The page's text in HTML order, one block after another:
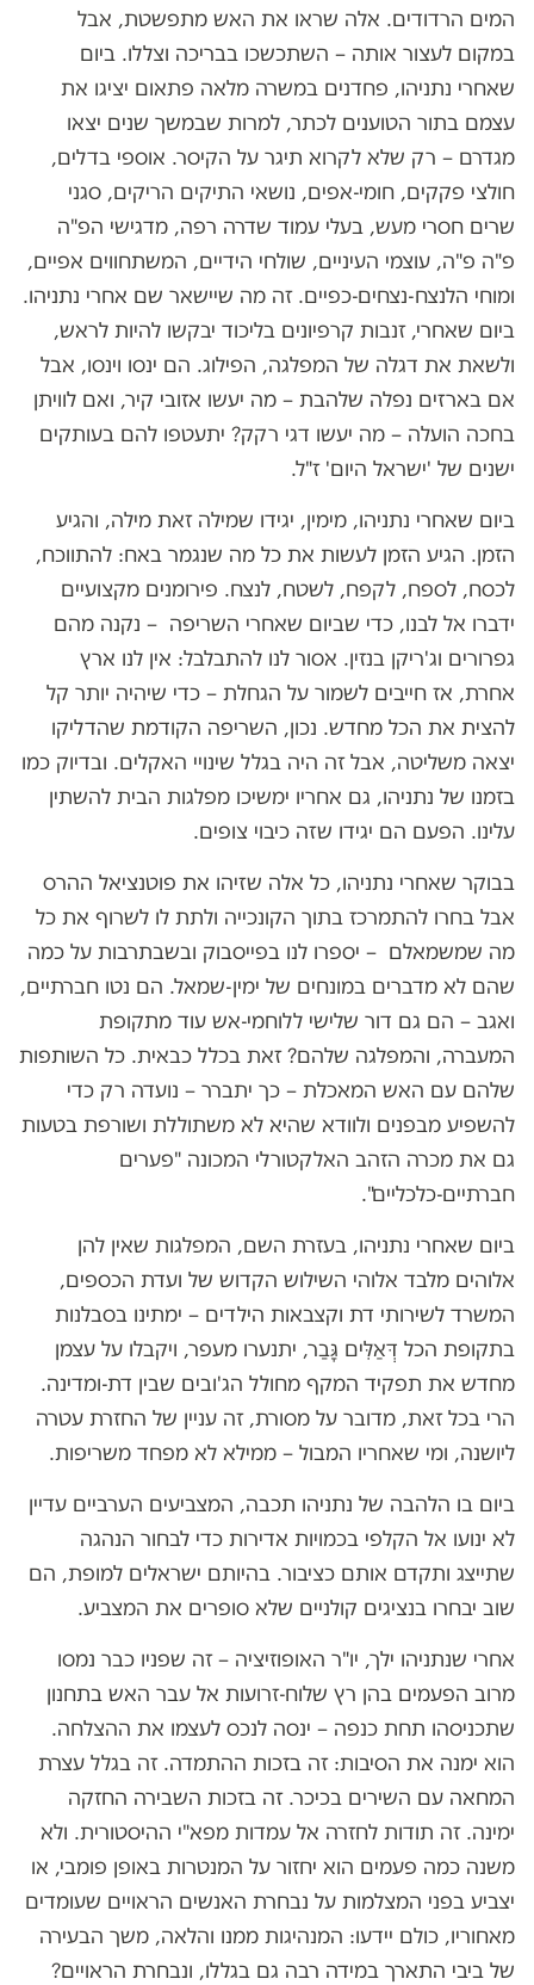
המים הרדודים. אלה שראו את האש מתפשטת, אבל
במקום לעצור אותה – השתכשכו בבריכה וצללו. ביום
שאחרי נתניהו, פחדנים במשרה מלאה פתאום יציגו את
עצמם בתור הטוענים לכתר, למרות שבמשך שנים יצאו
מגדרם – רק שלא לקרוא תיגר על הקיסר. אוספי בדלים,
חולצי פקקים, חומי-אפים, נושאי התיקים הריקים, סגני
שרים חסרי מעש, בעלי עמוד שדרה רפה, מדגישי הפ"ה
פ"ה פ"ה, עוצמי העיניים, שולחי הידיים, המשתחווים אפיים,
ומוחי הלנצח-נצחים-כפיים. זה מה שיישאר שם אחרי נתניהו.
ביום שאחרי, זנבות קרפיונים בליכוד יבקשו להיות לראש,
ולשאת את דגלה של המפלגה, הפילוג. הם ינסו וינסו, אבל
אם בארזים נפלה שלהבת – מה יעשו אזובי קיר, ואם לוויתן
בחכה הועלה – מה יעשו דגי רקק? יתעטפו להם בעותקים
ישנים של 'ישראל היום' ז"ל.
ביום שאחרי נתניהו, מימין, יגידו שמילה זאת מילה, והגיע
הזמן. הגיע הזמן לעשות את כל מה שנגמר באח: להתווכח,
לכסח, לספח, לקפח, לשטח, לנצח. פירומנים מקצועיים
ידברו אל לבנו, כדי שביום שאחרי השריפה – נקנה מהם
גפרורים וג'ריקן בנזין. אסור לנו להתבלבל: אין לנו ארץ
אחרת, אז חייבים לשמור על הגחלת – כדי שיהיה יותר קל
להצית את הכל מחדש. נכון, השריפה הקודמת שהדליקו
יצאה משליטה, אבל זה היה בגלל שינויי האקלים. ובדיוק כמו
בזמנו של נתניהו, גם אחריו ימשיכו מפלגות הבית להשתין
עלינו. הפעם הם יגידו שזה כיבוי צופים.
בבוקר שאחרי נתניהו, כל אלה שזיהו את פוטנציאל ההרס
אבל בחרו להתמרכז בתוך הקונכייה ולתת לו לשרוף את כל
מה שמשמאלם – יספרו לנו בפייסבוק ובשבתרבות על כמה
שהם לא מדברים במונחים של ימין-שמאל. הם נטו חברתיים,
ואגב – הם גם דור שלישי ללוחמי-אש עוד מתקופת
המעברה, והמפלגה שלהם? זאת בכלל כבאית. כל השותפות
שלהם עם האש המאכלת – כך יתברר – נועדה רק כדי
להשפיע מבפנים ולוודא שהיא לא משתוללת ושורפת בטעות
גם את מכרה הזהב האלקטורלי המכונה "פערים
חברתיים-כלכליים".
ביום שאחרי נתניהו, בעזרת השם, המפלגות שאין להן
אלוהים מלבד אלוהי השילוש הקדוש של ועדת הכספים,
המשרד לשירותי דת וקצבאות הילדים – ימתינו בסבלנות
בתקופת הכל דְּאַלִּים גָּבַר, יתנערו מעפר, ויקבלו על עצמן
מחדש את תפקיד המקף מחולל הג'ובים שבין דת-ומדינה.
הרי בכל זאת, מדובר על מסורת, זה עניין של החזרת עטרה
ליושנה, ומי שאחריו המבול – ממילא לא מפחד משריפות.
ביום בו הלהבה של נתניהו תכבה, המצביעים הערביים עדיין
לא ינועו אל הקלפי בכמויות אדירות כדי לבחור הנהגה
שתייצג ותקדם אותם כציבור. בהיותם ישראלים למופת, הם
שוב יבחרו בנציגים קולניים שלא סופרים את המצביע.
אחרי שנתניהו ילך, יו"ר האופוזיציה – זה שפניו כבר נמסו
מרוב הפעמים בהן רץ שלוח-זרועות אל עבר האש בתחנון
שתכניסהו תחת כנפה – ינסה לנכס לעצמו את ההצלחה.
הוא ימנה את הסיבות: זה בזכות ההתמדה. זה בגלל עצרת
המחאה עם השירים בכיכר. זה בזכות השבירה החזקה
ימינה. זה תודות לחזרה אל עמדות מפא"י ההיסטורית. ולא
משנה כמה פעמים הוא יחזור על המנטרות באופן פומבי, או
יצביע בפני המצלמות על נבחרת האנשים הראויים שעומדים
מאחוריו, כולם יידעו: המנהיגות ממנו והלאה, משך הבעירה
של ביבי התארך במידה רבה גם בגללו, ונבחרת הראויים?